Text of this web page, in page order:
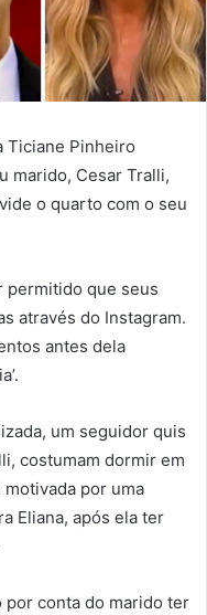
Ticiane Pinheiro
marido, Cesar Tralli,
o quarto com o seu
permitido que seus
através do Instagram.
antes dela
um seguidor quis
costumam dormir em
por uma
Eliana, após ela ter
por conta do marido ter